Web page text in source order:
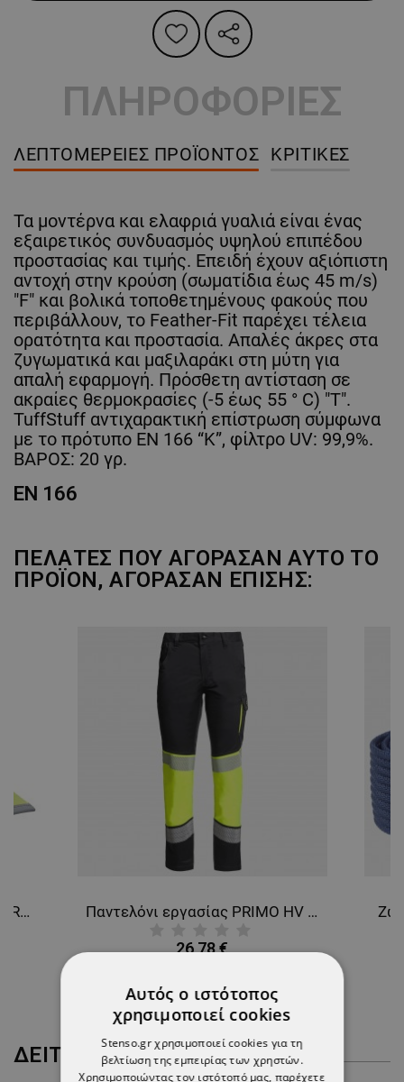
ΠΛΗΡΟΦΟΡΙΕΣ
ΛΕΠΤΟΜΈΡΕΙΕΣ ΠΡΟΪΌΝΤΟΣ ΚΡΙΤΙΚΈΣ
Τα μοντέρνα και ελαφριά γυαλιά είναι ένας
εξαιρετικός συνδυασμός υψηλού επιπέδου
προστασίας και τιμής. Επειδή έχουν αξιόπιστη
αντοχή στην κρούση (σωματίδια έως 45 m/s)
"F" και βολικά τοποθετημένους φακούς που
περιβάλλουν, το Feather-Fit παρέχει τέλεια
ορατότητα και προστασία. Απαλές άκρες στα
ζυγωματικά και μαξιλαράκι στη μύτη για
απαλή εφαρμογή. Πρόσθετη αντίσταση σε
ακραίες θερμοκρασίες (-5 έως 55 ° C) "T".
TuffStuff αντιχαρακτική επίστρωση σύμφωνα
με το πρότυπο EN 166 “K”, φίλτρο UV: 99,9%.
ΒΑΡΟΣ: 20 γρ.
EN 166
ΠΕΛΆΤΕΣ ΠΟΥ ΑΓΌΡΑΣΑΝ ΑΥΤΌ ΤΟ
ΠΡΟΪΌΝ, ΑΓΌΡΑΣΑΝ ΕΠΊΣΗΣ:
Καπέλο μπέιζμπολ TAHR HV GREEN Παντελόνι εργασίας PRIMO HV LIGHT STRETCH YELLOW
26,78 €
ΔΕΊΤΕ ΠΕΡΙΣΣΌΤΕΡΑ
Αυτός ο ιστότοπος
χρησιμοποιεί cookies
Stenso.gr χρησιμοποιεί cookies για τη
βελτίωση της εμπειρίας των χρηστών.
Χρησιμοποιώντας τον ιστότοπό μας, παρέχετε